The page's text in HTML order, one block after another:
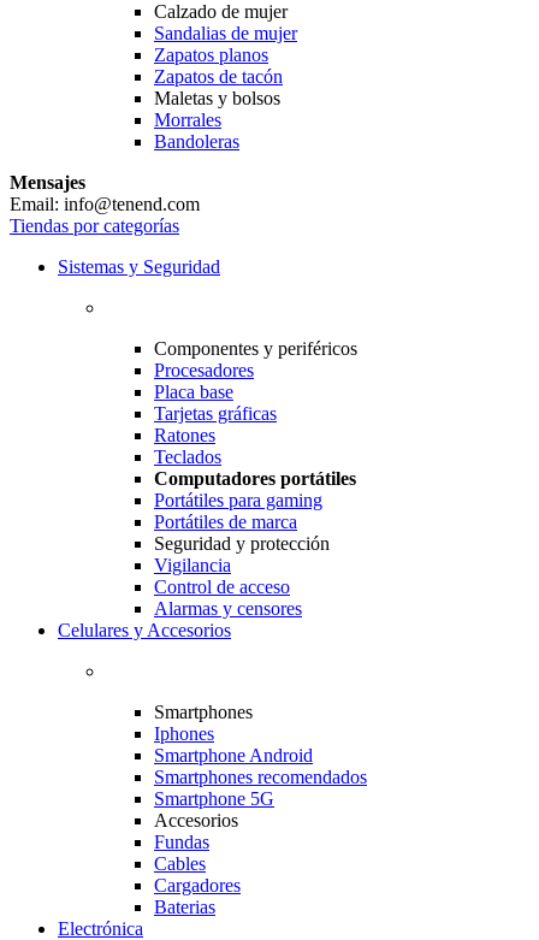
Calzado de mujer
Sandalias de mujer
Zapatos planos
Zapatos de tacón
Maletas y bolsos
Morrales
Bandoleras
Mensajes
Email: info@tenend.com
Tiendas por categorías
Sistemas y Seguridad
Componentes y periféricos
Procesadores
Placa base
Tarjetas gráficas
Ratones
Teclados
Computadores portátiles
Portátiles para gaming
Portátiles de marca
Seguridad y protección
Vigilancia
Control de acceso
Alarmas y censores
Celulares y Accesorios
Smartphones
Iphones
Smartphone Android
Smartphones recomendados
Smartphone 5G
Accesorios
Fundas
Cables
Cargadores
Baterias
Electrónica